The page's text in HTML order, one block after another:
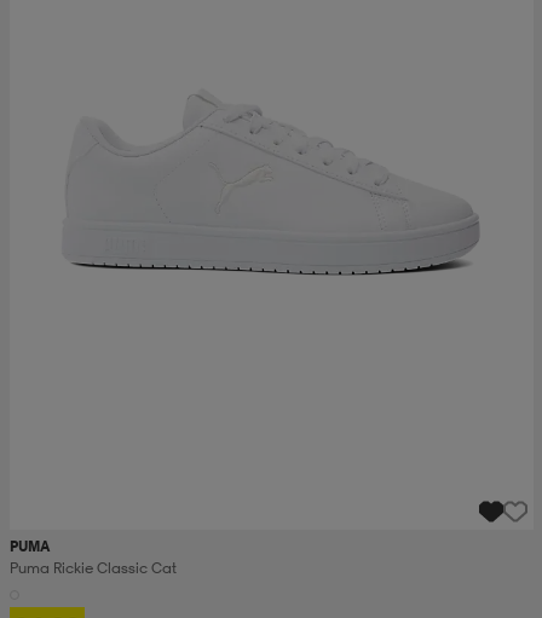
PUMA
Puma Rickie Classic Cat